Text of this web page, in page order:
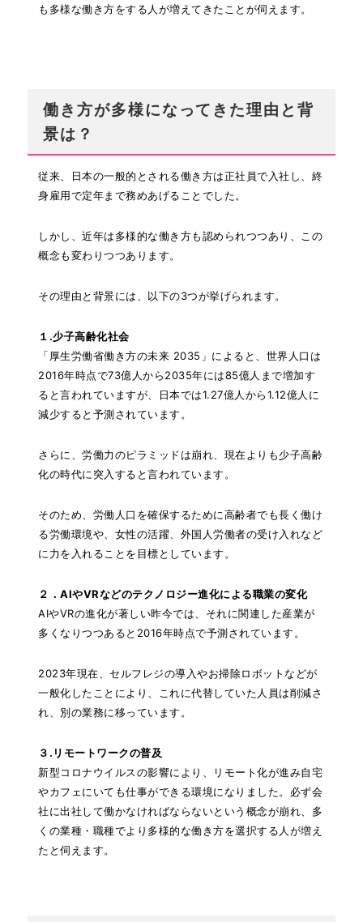
も多様な働き方をする人が増えてきたことが伺えます。
働き方が多様になってきた理由と背
景は？
従来、日本の一般的とされる働き方は正社員で入社し、終
身雇用で定年まで務めあげることでした。
しかし、近年は多様的な働き方も認められつつあり、この
概念も変わりつつあります。
その理由と背景には、以下の3つが挙げられます。
１.少子高齢化社会
「厚生労働省働き方の未来 2035」によると、世界人口は
2016年時点で73億人から2035年には85億人まで増加す
ると言われていますが、日本では1.27億人から1.12億人に
減少すると予測されています。
さらに、労働力のピラミッドは崩れ、現在よりも少子高齢
化の時代に突入すると言われています。
そのため、労働人口を確保するために高齢者でも長く働け
る労働環境や、女性の活躍、外国人労働者の受け入れなど
に力を入れることを目標としています。
２．AIやVRなどのテクノロジー進化による職業の変化
AIやVRの進化が著しい昨今では、それに関連した産業が
多くなりつつあると2016年時点で予測されています。
2023年現在、セルフレジの導入やお掃除ロボットなどが
一般化したことにより、これに代替していた人員は削減さ
れ、別の業務に移っています。
３.リモートワークの普及
新型コロナウイルスの影響により、リモート化が進み自宅
やカフェにいても仕事ができる環境になりました。必ず会
社に出社して働かなければならないという概念が崩れ、多
くの業種・職種でより多様的な働き方を選択する人が増え
たと伺えます。